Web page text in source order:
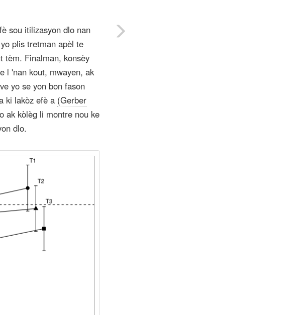
sou itilizasyon dlo nan
plis tretman apèl te
tèm. Finalman, konsèy
l 'nan kout, mwayen, ak
yo se yon bon fason
ki lakòz efè a (Gerber
ak kòlèg li montre nou ke
dlo.